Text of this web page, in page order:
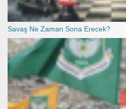
Savaş Ne Zaman Sona Erecek?